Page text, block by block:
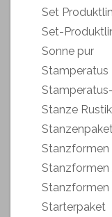
Set
Set-
Sonne pur
Stamperatus
Stanze
Stanzformen
Stanzformen
Starterpaket